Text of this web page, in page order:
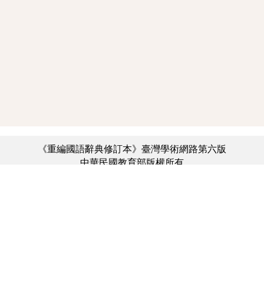
《重編國語辭典修訂本》臺灣學術網路第六版
中華民國教育部版權所有